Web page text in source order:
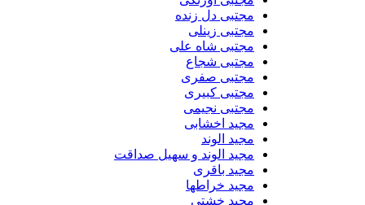
مجتبی دل زنده
مجتبی زینلی
مجتبی شاه علی
مجتبی شجاع
مجتبی صفری
مجتبی کبیری
مجتبی نجیمی
مجید اخشابی
مجید الوند‎
مجید الوند و سهیل صداقت
مجید باقری
مجید خراطها
مجید خشتی